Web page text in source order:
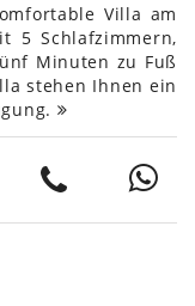
Villa am
5 Schlafzimmern,
Minuten zu Fuß
stehen Ihnen ein